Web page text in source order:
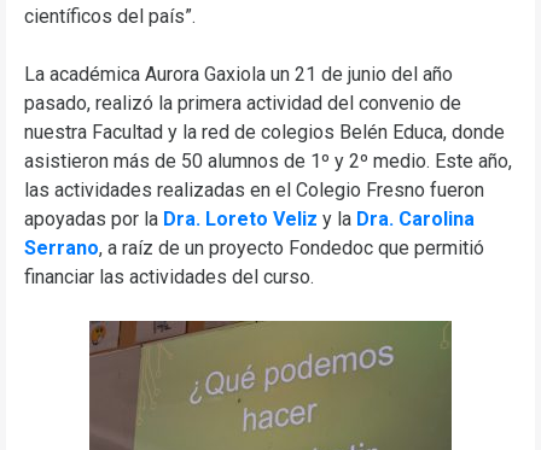
científicos del país”.
La académica Aurora Gaxiola un 21 de junio del año
pasado, realizó la primera actividad del convenio de
nuestra Facultad y la red de colegios Belén Educa, donde
asistieron más de 50 alumnos de 1º y 2º medio. Este año,
las actividades realizadas en el Colegio Fresno fueron
apoyadas por la Dra. Loreto Veliz y la Dra. Carolina
Serrano, a raíz de un proyecto Fondedoc que permitió
financiar las actividades del curso.